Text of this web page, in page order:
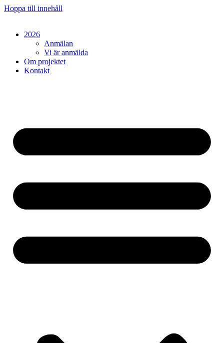
Hoppa till innehåll
2026
Anmälan
Vi är anmälda
Om projektet
Kontakt